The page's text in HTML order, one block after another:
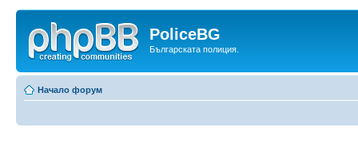
PoliceBG
Българската полиция.
Начало форум